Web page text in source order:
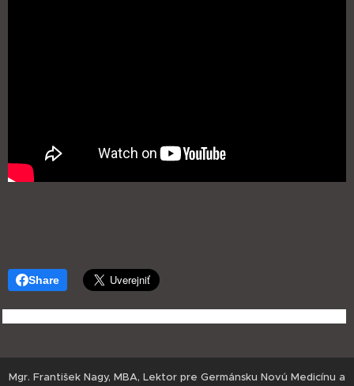
Share
Mgr. František Nagy, MBA, Lektor pre Germánsku Novú Medicínu a